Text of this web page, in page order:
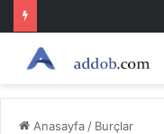
Anasayfa / Burçlar